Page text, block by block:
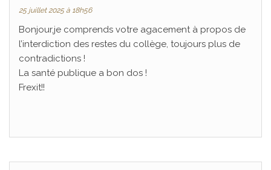
25 juillet 2025 à 18h56
Bonjour,je comprends votre agacement à propos de
l’interdiction des restes du collège, toujours plus de
contradictions !
La santé publique a bon dos !
Frexit!!